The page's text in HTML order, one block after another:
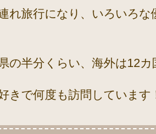
れ旅行になり、いろいろな
の半分くらい、海外は12
きで何度も訪問しています